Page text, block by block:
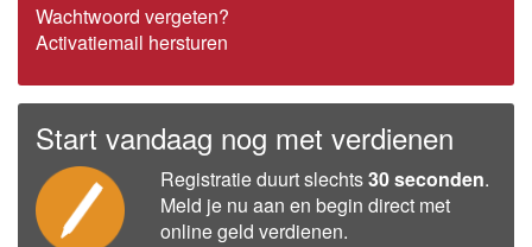
Wachtwoord vergeten?
Activatiemail hersturen
Start vandaag nog met verdienen
Registratie duurt slechts30 seconden.
Meld je nu aan en begin direct met
online geld verdienen.